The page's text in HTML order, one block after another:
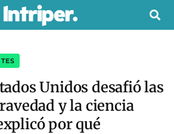
Unidos desafió las
y la ciencia
por qué